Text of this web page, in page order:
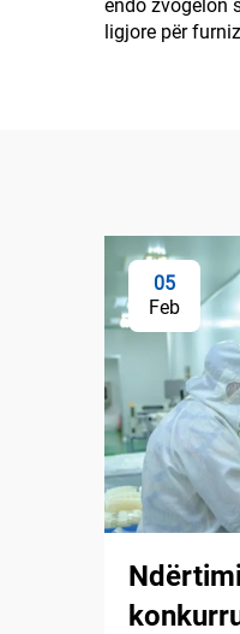
endo zvogëlon
ligjore për
05
Feb